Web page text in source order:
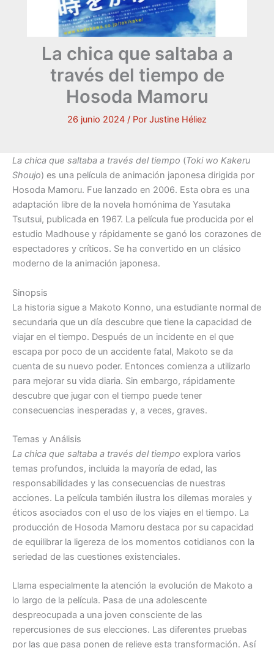
La chica que saltaba a
través del tiempo de
Hosoda Mamoru
26 junio 2024 / Por Justine Héliez
La chica que saltaba a través del tiempo (Toki wo Kakeru
Shoujo) es una película de animación japonesa dirigida por
Hosoda Mamoru. Fue lanzado en 2006. Esta obra es una
adaptación libre de la novela homónima de Yasutaka
Tsutsui, publicada en 1967. La película fue producida por el
estudio Madhouse y rápidamente se ganó los corazones de
espectadores y críticos. Se ha convertido en un clásico
moderno de la animación japonesa.
Sinopsis
La historia sigue a Makoto Konno, una estudiante normal de
secundaria que un día descubre que tiene la capacidad de
viajar en el tiempo. Después de un incidente en el que
escapa por poco de un accidente fatal, Makoto se da
cuenta de su nuevo poder. Entonces comienza a utilizarlo
para mejorar su vida diaria. Sin embargo, rápidamente
descubre que jugar con el tiempo puede tener
consecuencias inesperadas y, a veces, graves.
Temas y Análisis
La chica que saltaba a través del tiempo explora varios
temas profundos, incluida la mayoría de edad, las
responsabilidades y las consecuencias de nuestras
acciones. La película también ilustra los dilemas morales y
éticos asociados con el uso de los viajes en el tiempo. La
producción de Hosoda Mamoru destaca por su capacidad
de equilibrar la ligereza de los momentos cotidianos con la
seriedad de las cuestiones existenciales.
Llama especialmente la atención la evolución de Makoto a
lo largo de la película. Pasa de una adolescente
despreocupada a una joven consciente de las
repercusiones de sus elecciones. Las diferentes pruebas
por las que pasa ponen de relieve esta transformación. Así